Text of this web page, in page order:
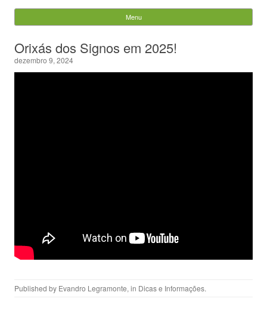
Evandro Legramonte
por:
Menu
Orixás dos Signos em 2025!
dezembro 9, 2024
Published by Evandro Legramonte, in Dicas e Informações.